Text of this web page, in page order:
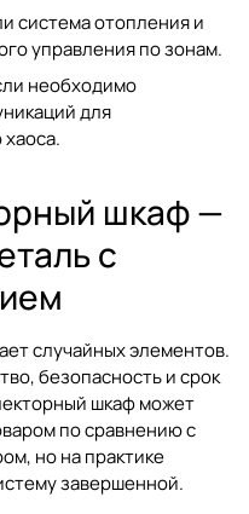
система отопления и
управления по зонам.
необходимо
для
шкаф —
с
случайных элементов.
безопасность и срок
шкаф может
по сравнению с
но на практике
завершенной.